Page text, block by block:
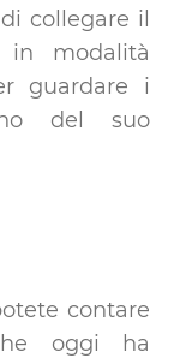
collegare il
in modalità
guardare i
del suo
contare
oggi ha